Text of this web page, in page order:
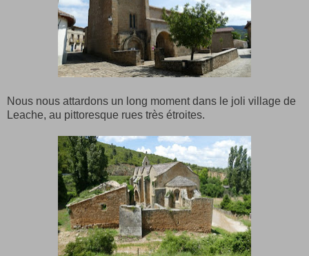
Nous nous attardons un long moment dans le joli village de
Leache, au pittoresque rues très étroites.